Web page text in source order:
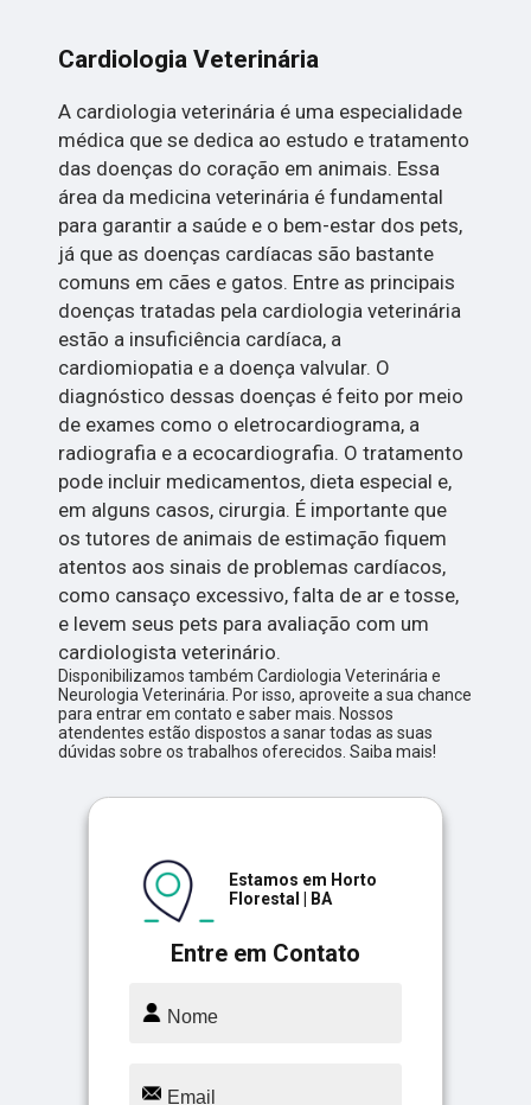
Cardiologia Veterinária
A cardiologia veterinária é uma especialidade
médica que se dedica ao estudo e tratamento
das doenças do coração em animais. Essa
área da medicina veterinária é fundamental
para garantir a saúde e o bem-estar dos pets,
já que as doenças cardíacas são bastante
comuns em cães e gatos. Entre as principais
doenças tratadas pela cardiologia veterinária
estão a insuficiência cardíaca, a
cardiomiopatia e a doença valvular. O
diagnóstico dessas doenças é feito por meio
de exames como o eletrocardiograma, a
radiografia e a ecocardiografia. O tratamento
pode incluir medicamentos, dieta especial e,
em alguns casos, cirurgia. É importante que
os tutores de animais de estimação fiquem
atentos aos sinais de problemas cardíacos,
como cansaço excessivo, falta de ar e tosse,
e levem seus pets para avaliação com um
cardiologista veterinário.
Disponibilizamos também Cardiologia Veterinária e
Neurologia Veterinária. Por isso, aproveite a sua chance
para entrar em contato e saber mais. Nossos
atendentes estão dispostos a sanar todas as suas
dúvidas sobre os trabalhos oferecidos. Saiba mais!
Entre em Contato
Estamos em Horto
Florestal | BA